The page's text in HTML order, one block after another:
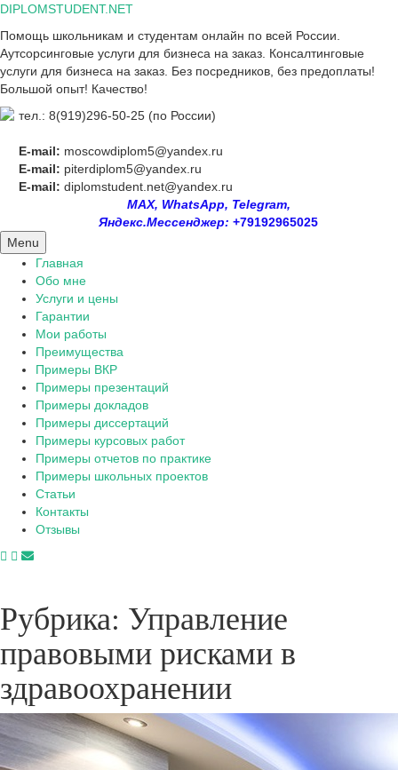
Skip
content
DIPLOMSTUDENT.NET
Помощь школьникам и студентам онлайн по всей России.
Аутсорсинговые услуги для бизнеса на заказ. Консалтинговые
услуги для бизнеса на заказ. Без посредников, без предоплаты!
Большой опыт! Качество!
тел.: 8(919)296-50-25 (по России)
E-mail: moscowdiplom5@yandex.ru
E-mail: piterdiplom5@yandex.ru
E-mail: diplomstudent.net@yandex.ru
MAX, WhatsApp, Telegram,
Яндекс.Мессенджер: +79192965025
Menu
Главная
Обо мне
Услуги и цены
Гарантии
Мои работы
Преимущества
Примеры ВКР
Примеры презентаций
Примеры докладов
Примеры диссертаций
Примеры курсовых работ
Примеры отчетов по практике
Примеры школьных проектов
Статьи
Контакты
Отзывы
Рубрика: Управление
правовыми рисками в
здравоохранении